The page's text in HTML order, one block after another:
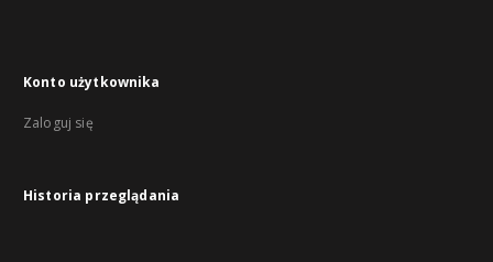
Konto użytkownika
Zaloguj się
Historia przeglądania